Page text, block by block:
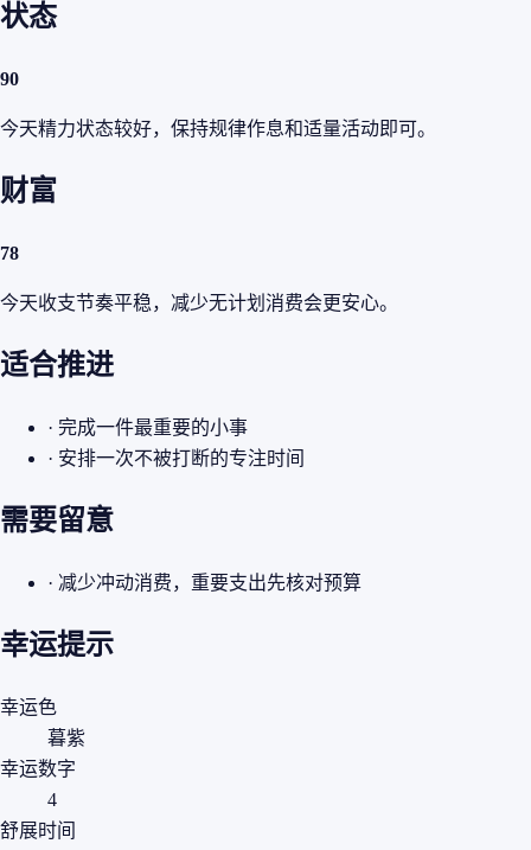
状态
90
今天精力状态较好，保持规律作息和适量活动即可。
财富
78
今天收支节奏平稳，减少无计划消费会更安心。
适合推进
· 完成一件最重要的小事
· 安排一次不被打断的专注时间
需要留意
· 减少冲动消费，重要支出先核对预算
幸运提示
幸运色
暮紫
幸运数字
4
舒展时间